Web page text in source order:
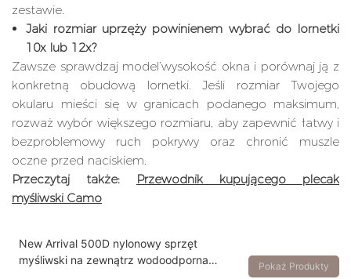
zestawie.
Jaki rozmiar uprzęży powinienem wybrać do lornetki
10x lub 12x?
Zawsze sprawdzaj model’wysokość okna i porównaj ją z
konkretną obudową lornetki. Jeśli rozmiar Twojego
okularu mieści się w granicach podanego maksimum,
rozważ wybór większego rozmiaru, aby zapewnić łatwy i
bezproblemowy ruch pokrywy oraz chronić muszle
oczne przed naciskiem.
Przeczytaj także:
Przewodnik kupującego plecak
myśliwski Camo
New Arrival 500D nylonowy sprzęt
myśliwski na zewnątrz wodoodporna
Pokaż Produkty